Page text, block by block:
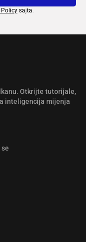
Policy sajta.
Otkrijte tutorijale,
inteligencija mijenja